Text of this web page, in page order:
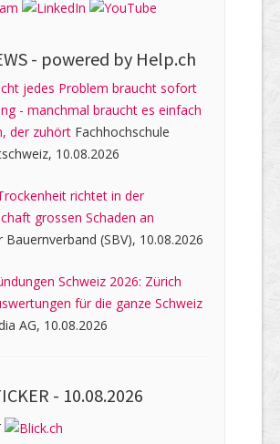
- powered by Help.ch
jedes Problem braucht sofort
- manchmal braucht es einfach
der zuhört Fachhochschule
10.08.2026
richtet in der
grossen Schaden an
Bauernverband (SBV), 10.08.2026
Schweiz 2026: Zürich
für die ganze Schweiz
AG, 10.08.2026
- 10.08.2026